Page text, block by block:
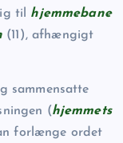
til hjemmebane
(11), afhængigt
sammensatte
(hjemmets
forlænge ordet